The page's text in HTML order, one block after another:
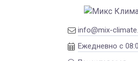
info@mix-
Ежедневно с